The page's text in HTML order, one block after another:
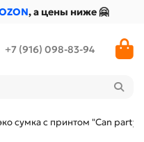
, а цены ниже 🤗
+7 (916) 098-83-94
сумка с принтом "Can party"